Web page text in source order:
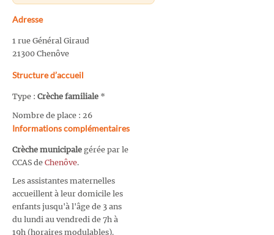
Adresse
1 rue Général Giraud
21300 Chenôve
Structure d’accueil
Type : Crèche familiale *
Nombre de place : 26
Informations complémentaires
Crèche municipale gérée par le
CCAS de Chenôve.
Les assistantes maternelles
accueillent à leur domicile les
enfants jusqu'à l'âge de 3 ans
du lundi au vendredi de 7h à
19h (horaires modulables).